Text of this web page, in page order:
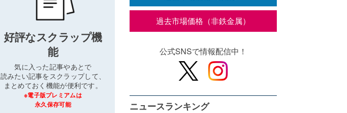
好評なスクラップ機
能
気に入った記事やあとで
読みたい記事をスクラップして、
まとめておく機能が便利です。
※電子版プレミアムは
永久保存可能
過去市場価格（非鉄金属）
公式SNSで情報配信中！
ニュースランキング